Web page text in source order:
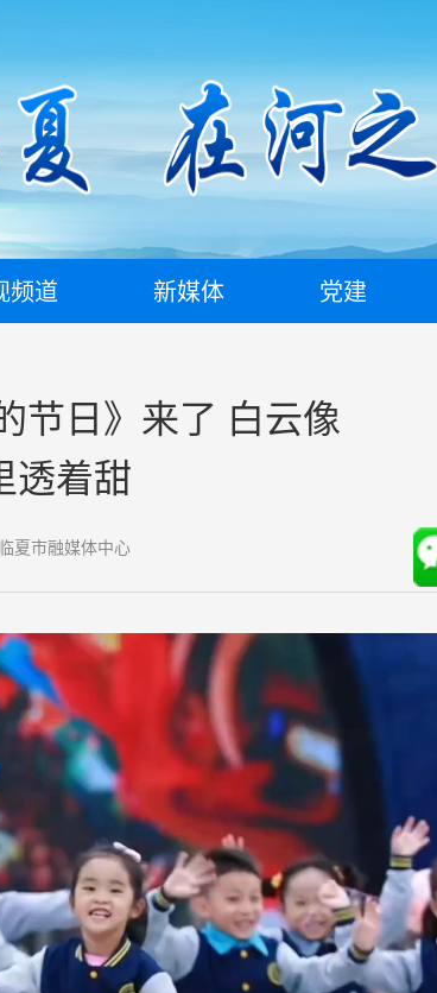
频道 新媒体 党建
节日》来了 白云像
透着甜
夏市融媒体中心